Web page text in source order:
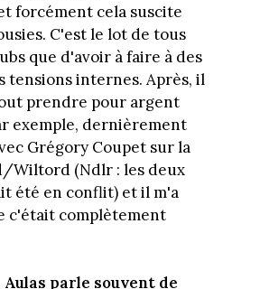
forcément cela suscite
C'est le lot de tous
que d'avoir à faire à des
tensions internes. Après, il
prendre pour argent
exemple, dernièrement
Grégory Coupet sur la
Wiltord (Ndlr : les deux
été en conflit) et il m'a
c'était complètement
parle souvent de